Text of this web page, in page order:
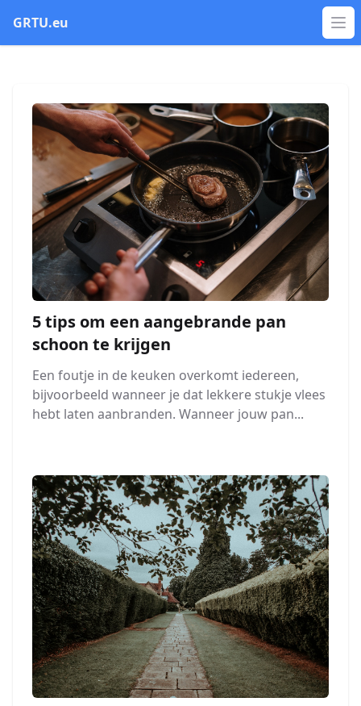
GRTU.eu
5 tips om een aangebrande pan
schoon te krijgen
Een foutje in de keuken overkomt iedereen,
bijvoorbeeld wanneer je dat lekkere stukje vlees
hebt laten aanbranden. Wanneer jouw pan...